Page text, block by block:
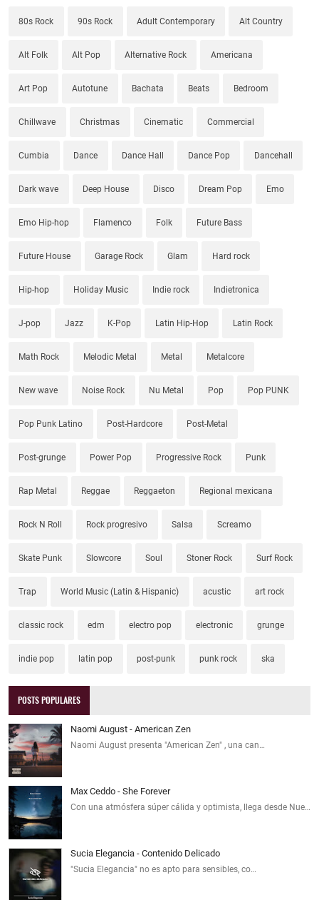
80s Rock 90s Rock Adult Contemporary Alt Country
Alt Folk Alt Pop Alternative Rock Americana
Art Pop Autotune Bachata Beats Bedroom
Chillwave Christmas Cinematic Commercial
Cumbia Dance Dance Hall Dance Pop Dancehall
Dark wave Deep House Disco Dream Pop Emo
Emo Hip-hop Flamenco Folk Future Bass
Future House Garage Rock Glam Hard rock
Hip-hop Holiday Music Indie rock Indietronica
J-pop Jazz K-Pop Latin Hip-Hop Latin Rock
Math Rock Melodic Metal Metal Metalcore
New wave Noise Rock Nu Metal Pop Pop PUNK
Pop Punk Latino Post-Hardcore Post-Metal
Post-grunge Power Pop Progressive Rock Punk
Rap Metal Reggae Reggaeton Regional mexicana
Rock N Roll Rock progresivo Salsa Screamo
Skate Punk Slowcore Soul Stoner Rock Surf Rock
Trap World Music (Latin & Hispanic) acustic art rock
classic rock edm electro pop electronic grunge
indie pop latin pop post-punk punk rock ska
POSTS POPULARES
Naomi August - American Zen
Naomi August presenta "American Zen" , una can…
Max Ceddo - She Forever
Con una atmósfera súper cálida y optimista, llega desde Nue…
Sucia Elegancia - Contenido Delicado
"Sucia Elegancia" no es apto para sensibles, co…